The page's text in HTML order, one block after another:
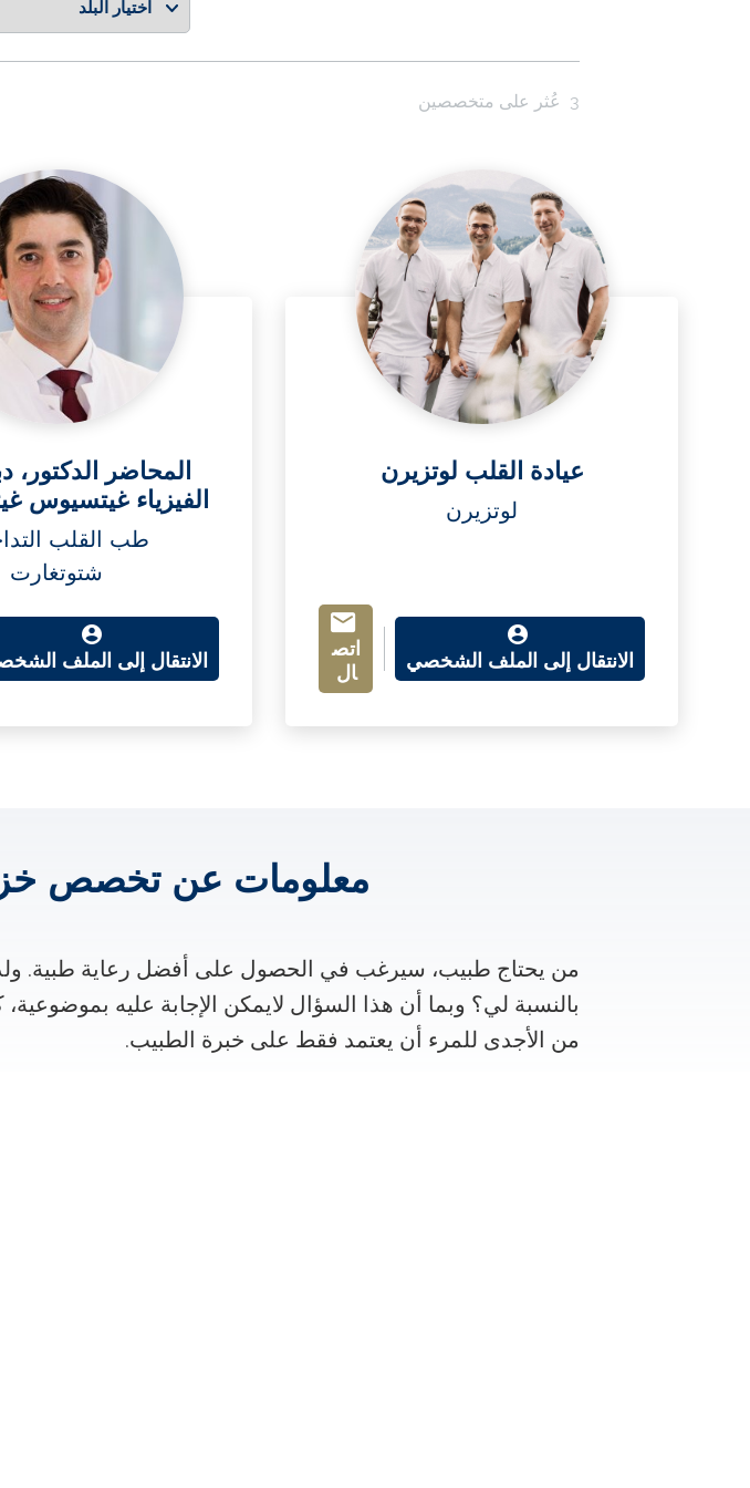
3 عُثر على متخصصين
المحاضر الدكتور،
الفيزياء غيتسيوس
طب القلب
شتوتغارت
الانتقال إلى الملف
عيادة القلب لوتزيرن
لوتزيرن
الانتقال إلى الملف الشخصي
اتص
ال
معلومات عن تخصص
من يحتاج طبيب، سيرغب في الحصول على أفضل رعاية طبية.
بالنسبة لي؟ وبما أن هذا السؤال لايمكن الإجابة عليه
من الأجدى للمرء أن يعتمد فقط على خبرة الطبيب.